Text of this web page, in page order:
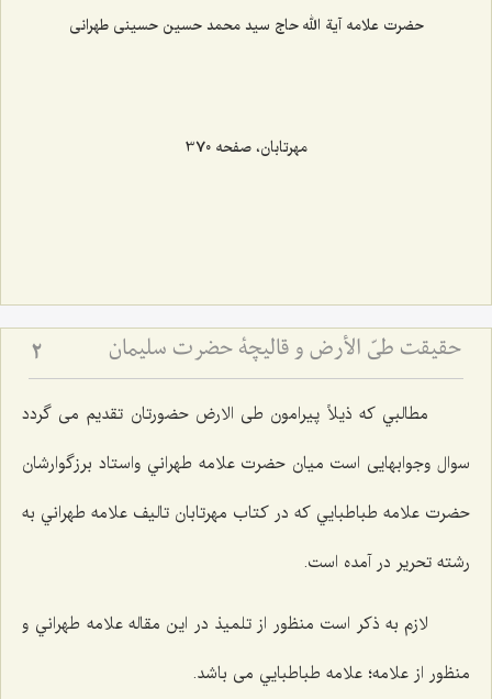
حضرت علامه آیة الله حاج سید محمد حسین حسینی طهرانی
مهرتابان، صفحه 370
حقيقت طيّ الأرض و قاليچة حضرت سليمان 2
مطالبي که ذيلاً پيرامون طی الارض حضورتان تقدیم می گردد
سوال وجوابهایی است میان حضرت علامه طهراني واستاد برزگوارشان
حضرت علامه طباطبايي که در کتاب مهرتابان تاليف علامه طهراني به
رشته تحریر در آمده است.
لازم به ذکر است منظور از تلميذ در این مقاله علامه طهراني و
منظور از علامه؛ علامه طباطبايي می باشد.